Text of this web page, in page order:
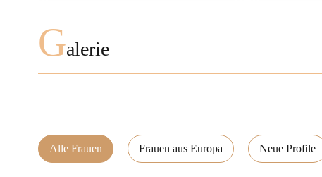
Galerie
Alle Frauen Frauen aus Europa Neue Profile